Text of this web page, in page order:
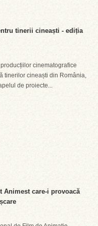
tinerii cineaști - ediția
cinematografice
tinerilor cineaști din România,
de proiecte...
Animest care-i provoacă